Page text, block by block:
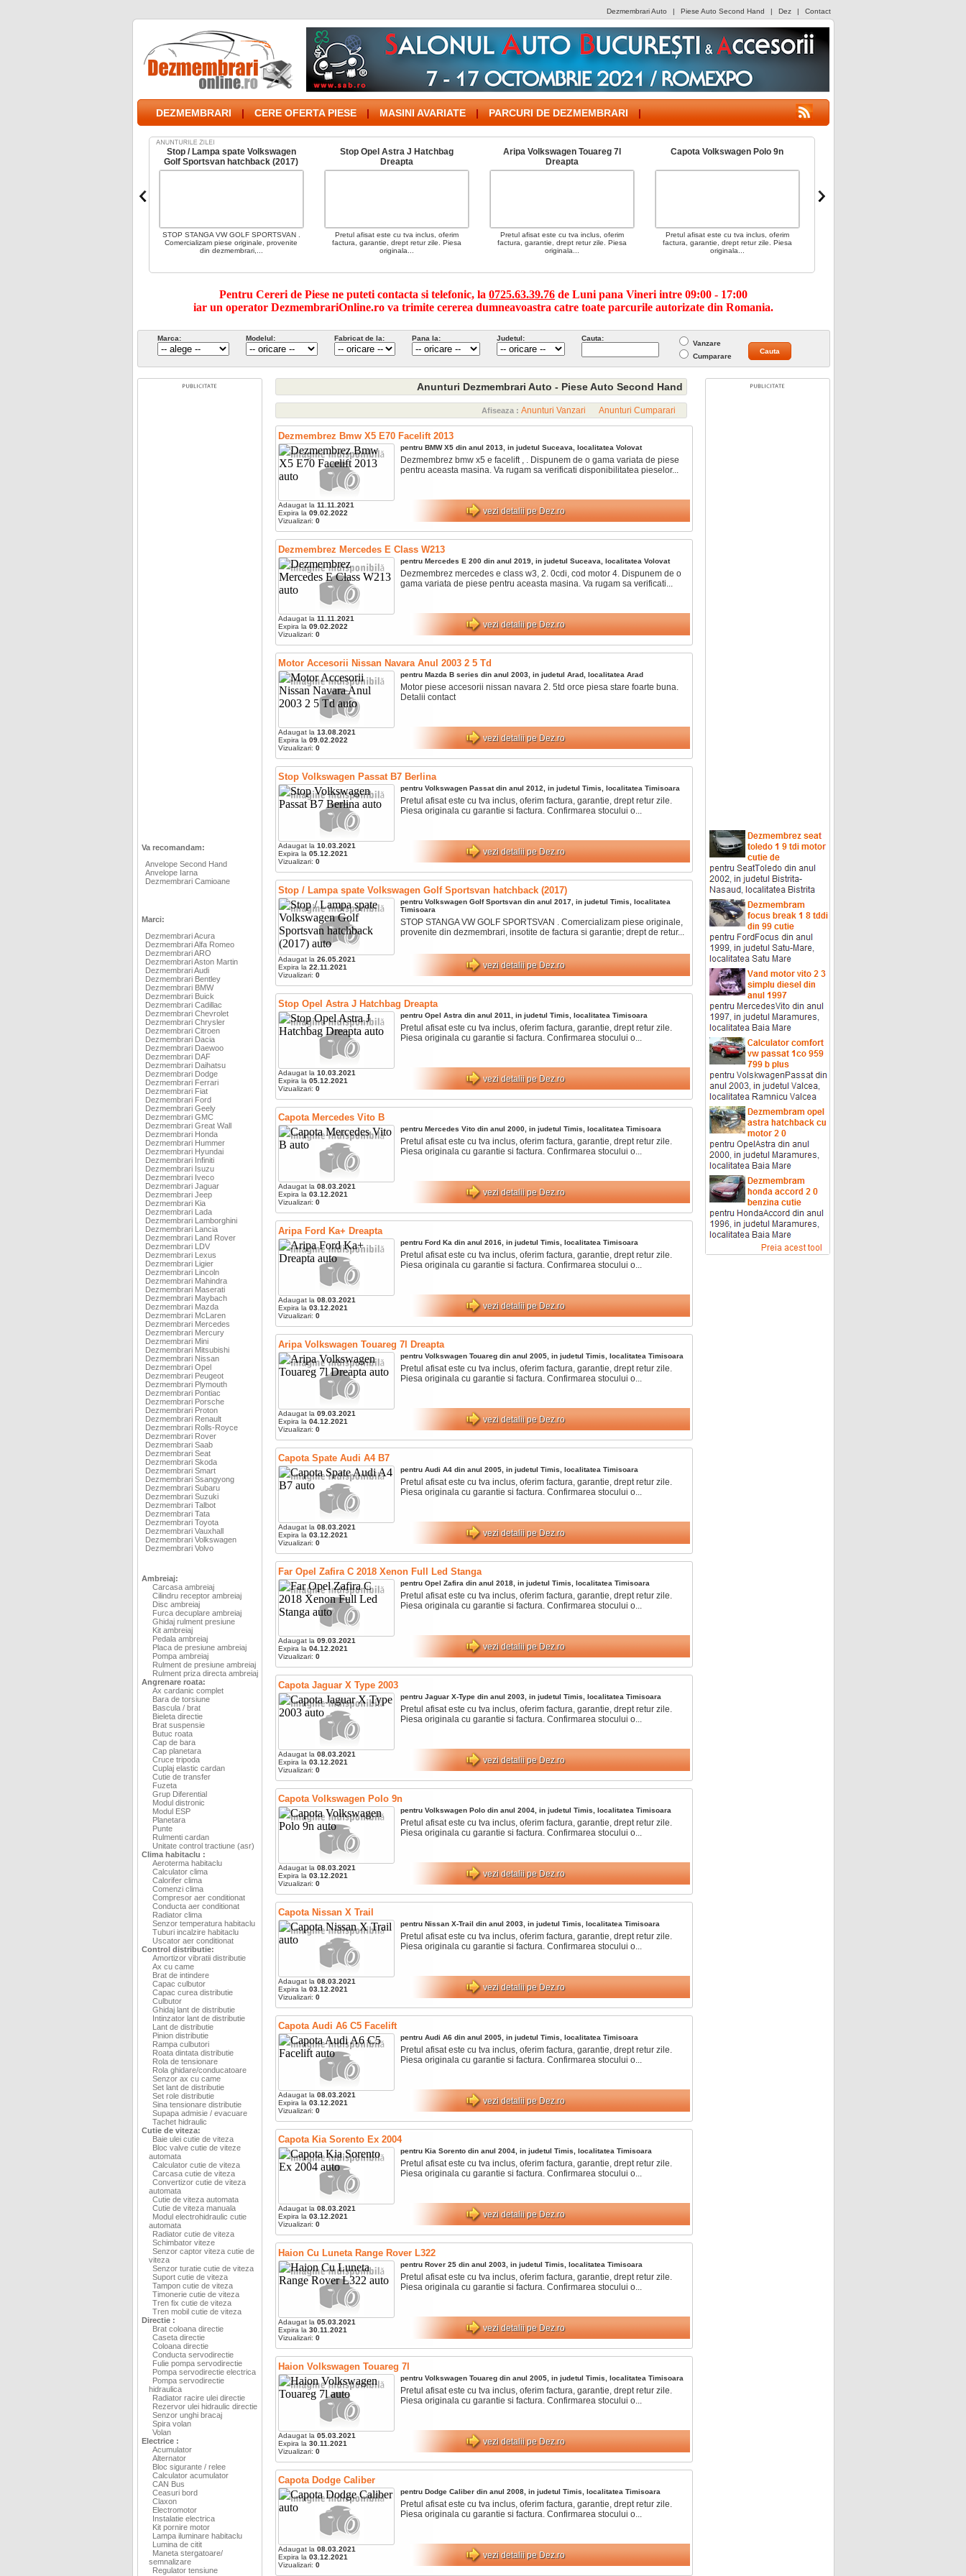
Dezmembrari Auto | Piese Auto Second Hand | Dez | Contact
DEZMEMBRARI | CERE OFERTA PIESE | MASINI AVARIATE | PARCURI DE DEZMEMBRARI |
Stop / Lampa spate Volkswagen
Golf Sportsvan hatchback (2017)
STOP STANGA VW GOLF SPORTSVAN .
Comercializam piese originale, provenite
din dezmembrari,...
Stop Opel Astra J Hatchbag
Dreapta
Pretul afisat este cu tva inclus, oferim
factura, garantie, drept retur zile. Piesa
originala...
Aripa Volkswagen Touareg 7l
Dreapta
Pretul afisat este cu tva inclus, oferim
factura, garantie, drept retur zile. Piesa
originala...
Capota Volkswagen Polo 9n
Pretul afisat este cu tva inclus, oferim
factura, garantie, drept retur zile. Piesa
originala...
Pentru Cereri de Piese ne puteti contacta si telefonic, la 0725.63.39.76 de Luni pana Vineri intre 09:00 - 17:00
iar un operator DezmembrariOnline.ro va trimite cererea dumneavoastra catre toate parcurile autorizate din Romania.
Marca: Modelul: Fabricat de la: Pana la: Judetul: Cauta:
Vanzare
Cumparare
Va recomandam:
Anvelope Second Hand
Anvelope Iarna
Dezmembrari Camioane
Marci:
Dezmembrari Acura
Dezmembrari Alfa Romeo
Dezmembrari ARO
Dezmembrari Aston Martin
Dezmembrari Audi
Dezmembrari Bentley
Dezmembrari BMW
Dezmembrari Buick
Dezmembrari Cadillac
Dezmembrari Chevrolet
Dezmembrari Chrysler
Dezmembrari Citroen
Dezmembrari Dacia
Dezmembrari Daewoo
Dezmembrari DAF
Dezmembrari Daihatsu
Dezmembrari Dodge
Dezmembrari Ferrari
Dezmembrari Fiat
Dezmembrari Ford
Dezmembrari Geely
Dezmembrari GMC
Dezmembrari Great Wall
Dezmembrari Honda
Dezmembrari Hummer
Dezmembrari Hyundai
Dezmembrari Infiniti
Dezmembrari Isuzu
Dezmembrari Iveco
Dezmembrari Jaguar
Dezmembrari Jeep
Dezmembrari Kia
Dezmembrari Lada
Dezmembrari Lamborghini
Dezmembrari Lancia
Dezmembrari Land Rover
Dezmembrari LDV
Dezmembrari Lexus
Dezmembrari Ligier
Dezmembrari Lincoln
Dezmembrari Mahindra
Dezmembrari Maserati
Dezmembrari Maybach
Dezmembrari Mazda
Dezmembrari McLaren
Dezmembrari Mercedes
Dezmembrari Mercury
Dezmembrari Mini
Dezmembrari Mitsubishi
Dezmembrari Nissan
Dezmembrari Opel
Dezmembrari Peugeot
Dezmembrari Plymouth
Dezmembrari Pontiac
Dezmembrari Porsche
Dezmembrari Proton
Dezmembrari Renault
Dezmembrari Rolls-Royce
Dezmembrari Rover
Dezmembrari Saab
Dezmembrari Seat
Dezmembrari Skoda
Dezmembrari Smart
Dezmembrari Ssangyong
Dezmembrari Subaru
Dezmembrari Suzuki
Dezmembrari Talbot
Dezmembrari Tata
Dezmembrari Toyota
Dezmembrari Vauxhall
Dezmembrari Volkswagen
Dezmembrari Volvo
Ambreiaj:
Carcasa ambreiaj
Cilindru receptor ambreiaj
Disc ambreiaj
Furca decuplare ambreiaj
Ghidaj rulment presiune
Kit ambreiaj
Pedala ambreiaj
Placa de presiune ambreiaj
Pompa ambreiaj
Rulment de presiune ambreiaj
Rulment priza directa ambreiaj
Angrenare roata:
Ax cardanic complet
Bara de torsiune
Bascula / brat
Bieleta directie
Brat suspensie
Butuc roata
Cap de bara
Cap planetara
Cruce tripoda
Cuplaj elastic cardan
Cutie de transfer
Fuzeta
Grup Diferential
Modul distronic
Modul ESP
Planetara
Punte
Rulmenti cardan
Unitate control tractiune (asr)
Clima habitaclu :
Aeroterma habitaclu
Calculator clima
Calorifer clima
Comenzi clima
Compresor aer conditionat
Conducta aer conditionat
Radiator clima
Senzor temperatura habitaclu
Tuburi incalzire habitaclu
Uscator aer conditionat
Control distributie:
Amortizor vibratii distributie
Ax cu came
Brat de intindere
Capac culbutor
Capac curea distributie
Culbutor
Ghidaj lant de distributie
Intinzator lant de distributie
Lant de distributie
Pinion distributie
Rampa culbutori
Roata dintata distributie
Rola de tensionare
Rola ghidare/conducatoare
Senzor ax cu came
Set lant de distributie
Set role distributie
Sina tensionare distributie
Supapa admisie / evacuare
Tachet hidraulic
Cutie de viteza:
Baie ulei cutie de viteza
Bloc valve cutie de viteze
automata
Calculator cutie de viteza
Carcasa cutie de viteza
Convertizor cutie de viteza
automata
Cutie de viteza automata
Cutie de viteza manuala
Modul electrohidraulic cutie
automata
Radiator cutie de viteza
Schimbator viteze
Senzor captor viteza cutie de
viteza
Senzor turatie cutie de viteza
Suport cutie de viteza
Tampon cutie de viteza
Timonerie cutie de viteza
Tren fix cutie de viteza
Tren mobil cutie de viteza
Directie :
Brat coloana directie
Caseta directie
Coloana directie
Conducta servodirectie
Fulie pompa servodirectie
Pompa servodirectie electrica
Pompa servodirectie
hidraulica
Radiator racire ulei directie
Rezervor ulei hidraulic directie
Senzor unghi bracaj
Spira volan
Volan
Electrice :
Acumulator
Alternator
Bloc sigurante / relee
Calculator acumulator
CAN Bus
Ceasuri bord
Claxon
Electromotor
Instalatie electrica
Kit pornire motor
Lampa iluminare habitaclu
Lumina de citit
Maneta stergatoare/
semnalizare
Regulator tensiune
Anunturi Dezmembrari Auto - Piese Auto Second Hand
Afiseaza : Anunturi Vanzari Anunturi Cumparari
Dezmembrez Bmw X5 E70 Facelift 2013
Adaugat la 11.11.2021
Expira la 09.02.2022
Vizualizari: 0
pentru BMW X5din anul 2013, in judetul Suceava , localitatea Volovat
Dezmembrez bmw x5 e facelift , . Dispunem de o gama variata de piese
pentru aceasta masina. Va rugam sa verificati disponibilitatea pieselor...
vezi detalii pe Dez.ro
Dezmembrez Mercedes E Class W213
Adaugat la 11.11.2021
Expira la 09.02.2022
Vizualizari: 0
pentru Mercedes E 200din anul 2019, in judetul Suceava , localitatea Volovat
Dezmembrez mercedes e class w3, 2. 0cdi, cod motor 4. Dispunem de o
gama variata de piese pentru aceasta masina. Va rugam sa verificati...
vezi detalii pe Dez.ro
Motor Accesorii Nissan Navara Anul 2003 2 5 Td
Adaugat la 13.08.2021
Expira la 09.02.2022
Vizualizari: 0
pentru Mazda B series din anul 2003, in judetul Arad, localitatea Arad
Motor piese accesorii nissan navara 2. 5td orce piesa stare foarte buna.
Detalii contact
vezi detalii pe Dez.ro
Stop Volkswagen Passat B7 Berlina
Adaugat la 10.03.2021
Expira la 05.12.2021
Vizualizari: 0
pentru Volkswagen Passatdin anul 2012 , in judetul Timis , localitatea Timisoara
Pretul afisat este cu tva inclus, oferim factura, garantie, drept retur zile.
Piesa originala cu garantie si factura. Confirmarea stocului o...
vezi detalii pe Dez.ro
Stop / Lampa spate Volkswagen Golf Sportsvan hatchback (2017)
Adaugat la 26.05.2021
Expira la 22.11.2021
Vizualizari: 0
pentru Volkswagen Golf Sportsvandin anul 2017, in judetul Timis , localitatea
Timisoara
STOP STANGA VW GOLF SPORTSVAN . Comercializam piese originale,
provenite din dezmembrari, insotite de factura si garantie; drept de retur...
vezi detalii pe Dez.ro
Stop Opel Astra J Hatchbag Dreapta
Adaugat la 10.03.2021
Expira la 05.12.2021
Vizualizari: 0
pentru Opel Astra din anul 2011 , in judetul Timis , localitatea Timisoara
Pretul afisat este cu tva inclus, oferim factura, garantie, drept retur zile.
Piesa originala cu garantie si factura. Confirmarea stocului o...
vezi detalii pe Dez.ro
Capota Mercedes Vito B
Adaugat la 08.03.2021
Expira la 03.12.2021
Vizualizari: 0
pentru Mercedes Vitodin anul 2000, in judetul Timis , localitatea Timisoara
Pretul afisat este cu tva inclus, oferim factura, garantie, drept retur zile.
Piesa originala cu garantie si factura. Confirmarea stocului o...
vezi detalii pe Dez.ro
Aripa Ford Ka+ Dreapta
Adaugat la 08.03.2021
Expira la 03.12.2021
Vizualizari: 0
pentru Ford Ka din anul 2016, in judetul Timis , localitatea Timisoara
Pretul afisat este cu tva inclus, oferim factura, garantie, drept retur zile.
Piesa originala cu garantie si factura. Confirmarea stocului o...
vezi detalii pe Dez.ro
Aripa Volkswagen Touareg 7l Dreapta
Adaugat la 09.03.2021
Expira la 04.12.2021
Vizualizari: 0
pentru Volkswagen Touaregdin anul 2005, in judetul Timis , localitatea Timisoara
Pretul afisat este cu tva inclus, oferim factura, garantie, drept retur zile.
Piesa originala cu garantie si factura. Confirmarea stocului o...
vezi detalii pe Dez.ro
Capota Spate Audi A4 B7
Adaugat la 08.03.2021
Expira la 03.12.2021
Vizualizari: 0
pentru Audi A4din anul 2005, in judetul Timis , localitatea Timisoara
Pretul afisat este cu tva inclus, oferim factura, garantie, drept retur zile.
Piesa originala cu garantie si factura. Confirmarea stocului o...
vezi detalii pe Dez.ro
Far Opel Zafira C 2018 Xenon Full Led Stanga
Adaugat la 09.03.2021
Expira la 04.12.2021
Vizualizari: 0
pentru Opel Zafira din anul 2018, in judetul Timis , localitatea Timisoara
Pretul afisat este cu tva inclus, oferim factura, garantie, drept retur zile.
Piesa originala cu garantie si factura. Confirmarea stocului o...
vezi detalii pe Dez.ro
Capota Jaguar X Type 2003
Adaugat la 08.03.2021
Expira la 03.12.2021
Vizualizari: 0
pentru Jaguar X-Typedin anul 2003, in judetul Timis , localitatea Timisoara
Pretul afisat este cu tva inclus, oferim factura, garantie, drept retur zile.
Piesa originala cu garantie si factura. Confirmarea stocului o...
vezi detalii pe Dez.ro
Capota Volkswagen Polo 9n
Adaugat la 08.03.2021
Expira la 03.12.2021
Vizualizari: 0
pentru Volkswagen Polodin anul 2004, in judetul Timis , localitatea Timisoara
Pretul afisat este cu tva inclus, oferim factura, garantie, drept retur zile.
Piesa originala cu garantie si factura. Confirmarea stocului o...
vezi detalii pe Dez.ro
Capota Nissan X Trail
Adaugat la 08.03.2021
Expira la 03.12.2021
Vizualizari: 0
pentru Nissan X-Trail din anul 2003, in judetul Timis , localitatea Timisoara
Pretul afisat este cu tva inclus, oferim factura, garantie, drept retur zile.
Piesa originala cu garantie si factura. Confirmarea stocului o...
vezi detalii pe Dez.ro
Capota Audi A6 C5 Facelift
Adaugat la 08.03.2021
Expira la 03.12.2021
Vizualizari: 0
pentru Audi A6din anul 2005, in judetul Timis , localitatea Timisoara
Pretul afisat este cu tva inclus, oferim factura, garantie, drept retur zile.
Piesa originala cu garantie si factura. Confirmarea stocului o...
vezi detalii pe Dez.ro
Capota Kia Sorento Ex 2004
Adaugat la 08.03.2021
Expira la 03.12.2021
Vizualizari: 0
pentru Kia Sorentodin anul 2004, in judetul Timis , localitatea Timisoara
Pretul afisat este cu tva inclus, oferim factura, garantie, drept retur zile.
Piesa originala cu garantie si factura. Confirmarea stocului o...
vezi detalii pe Dez.ro
Haion Cu Luneta Range Rover L322
Adaugat la 05.03.2021
Expira la 30.11.2021
Vizualizari: 0
pentru Rover 25din anul 2003, in judetul Timis , localitatea Timisoara
Pretul afisat este cu tva inclus, oferim factura, garantie, drept retur zile.
Piesa originala cu garantie si factura. Confirmarea stocului o...
vezi detalii pe Dez.ro
Haion Volkswagen Touareg 7l
Adaugat la 05.03.2021
Expira la 30.11.2021
Vizualizari: 0
pentru Volkswagen Touaregdin anul 2005, in judetul Timis , localitatea Timisoara
Pretul afisat este cu tva inclus, oferim factura, garantie, drept retur zile.
Piesa originala cu garantie si factura. Confirmarea stocului o...
vezi detalii pe Dez.ro
Capota Dodge Caliber
Adaugat la 08.03.2021
Expira la 03.12.2021
Vizualizari: 0
pentru Dodge Caliberdin anul 2008, in judetul Timis , localitatea Timisoara
Pretul afisat este cu tva inclus, oferim factura, garantie, drept retur zile.
Piesa originala cu garantie si factura. Confirmarea stocului o...
vezi detalii pe Dez.ro